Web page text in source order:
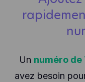
Un numéro de
avez besoin